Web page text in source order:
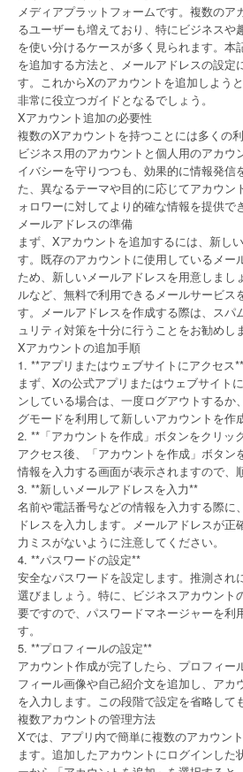
メディアプラットフォームです。複数のア
るユーザーも増えており、特にビジネスや
を使い分けるケースが多く見られます。本
を追加する方法と、メールアドレスの設定
す。これからXのアカウントを追加しよう
非常に役立つガイドとなるでしょう。
Xアカウント追加の必要性
複数のXアカウントを持つことには多くの
ビジネス用のアカウントと個人用のアカウ
イバシーを守りつつも、効果的に情報発信
た、異なるテーマや目的に応じてアカウン
ォロワーに対してより的確な情報を提供で
メールアドレスの準備
まず、Xアカウントを追加するには、新し
す。既存のアカウントに使用しているメー
ため、新しいメールアドレスを用意しまし
ルなど、無料で利用できるメールサービス
す。メールアドレスを作成する際は、スパ
ュリティ対策を十分に行うことをお勧めし
Xアカウントの追加手順
1. **アプリまたはウェブサイトにアクセス**
まず、Xの公式アプリまたはウェブサイト
ンしている場合は、一度ログアウトするか
グモードを利用して新しいアカウントを作
2. **「アカウントを作成」ボタンをクリッ
アクセス後、「アカウントを作成」ボタン
情報を入力する画面が表示されますので、
3. **新しいメールアドレスを入力**
名前や電話番号などの情報を入力する際に
ドレスを入力します。メールアドレスが正
力ミスがないように注意してください。
4. **パスワードの設定**
安全なパスワードを設定します。推測され
選びましょう。特に、ビジネスアカウント
要ですので、パスワードマネージャーを利
す。
5. **プロフィールの設定**
アカウント作成が完了したら、プロフィー
フィール画像や自己紹介文を追加し、アカ
を入力します。この段階で設定を省略して
複数アカウントの管理方法
Xでは、アプリ内で簡単に複数のアカウン
ます。追加したアカウントにログインした